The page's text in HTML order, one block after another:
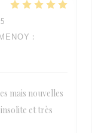
:
mais nouvelles
et très